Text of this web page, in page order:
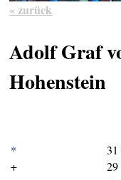
« zurück
Adolf Graf
Hohenstein
*
+
29